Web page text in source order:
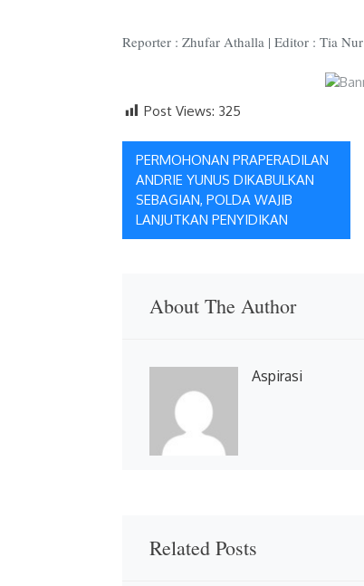
Reporter : Zhufar Athalla | Editor : Tia Nur
Post Views: 325
Navigasi
pos
PERMOHONAN PRAPERADILAN
ANDRIE YUNUS DIKABULKAN
SEBAGIAN, POLDA WAJIB
LANJUTKAN PENYIDIKAN
About The Author
Aspirasi
Related Posts